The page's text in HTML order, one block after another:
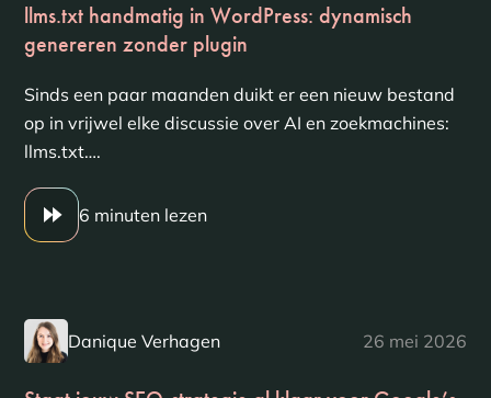
llms.txt handmatig in WordPress: dynamisch
genereren zonder plugin
Sinds een paar maanden duikt er een nieuw bestand
op in vrijwel elke discussie over AI en zoekmachines:
llms.txt….
6 minuten lezen
Danique Verhagen 26 mei 2026